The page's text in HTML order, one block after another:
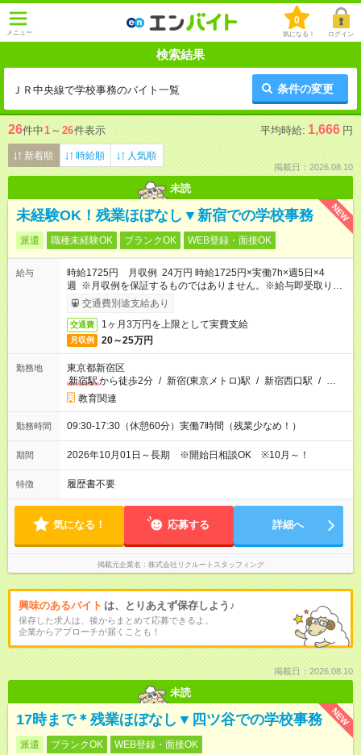
メニュー
0
気になる！ ログイン
検索結果
ＪＲ中央線で学校事務のバイト一覧 条件の変更
26件中1 ～ 26件表示 平均時給: 1,666 円
新着順 時給順 人気順
掲載日：2026.08.10
未読
NEW
未経験OK！残業ほぼなし▼新宿での学校事務
派遣 職種未経験OK ブランクOK WEB登録・面接OK
給与
時給1725円 月収例 24万円 時給1725円×実働7h×週5日×4
週 ※月収例を保証するものではありません。※給与即受取りサ
ービス利用可（利用条件有）
交通費別途支給あり
交通費 1ヶ月3万円を上限として実費支給
月収例 20～25万円
勤務地
東京都新宿区
新宿駅から徒歩2分 / 新宿(東京メトロ)駅 / 新宿西口駅 / …
教育関連
勤務時間 09:30-17:30（休憩60分）実働7時間（残業少なめ！）
期間 2026年10月01日～長期 ※開始日相談OK ※10月～！
特徴 履歴書不要
気になる！ 応募する 詳細へ
掲載元企業名 株式会社リクルートスタッフィング
興味のあるバイト は、とりあえず保存しよう♪
保存した求人は、後からまとめて応募できるよ。
企業からアプローチが届くことも！
掲載日：2026.08.10
未読
NEW
17時まで＊残業ほぼなし▼四ツ谷での学校事務
派遣 ブランクOK WEB登録・面接OK